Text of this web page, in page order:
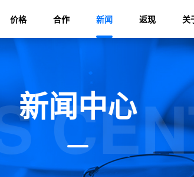
价格 合作 新闻 返现 关
新闻中心